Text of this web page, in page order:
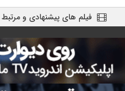
فیلم های پیشنهادی و مرتبط